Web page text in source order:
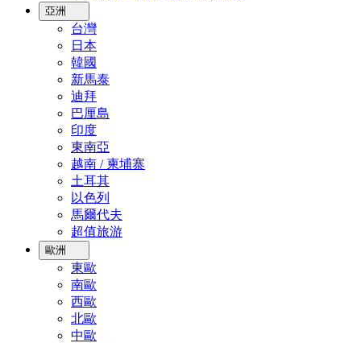
亞洲
台灣
日本
韓國
新馬泰
迪拜
巴厘島
印度
東南亞
越南 / 柬埔寨
土耳其
以色列
馬爾代夫
超值旅游
歐洲
東歐
南歐
西歐
北歐
中歐